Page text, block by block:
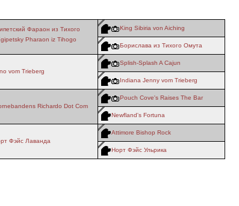
Фараон из Тихого
Pharaon iz Tihogo
King Sibiria von Aiching
Борислава из Тихого Омута
vom Trieberg
Splish-Splash A Cajun
Indiana Jenny vom Trieberg
Richardo Dot Com
Pouch Cove's Raises The Bar
Newfland's Fortuna
Фэйс Лаванда
Attimore Bishop Rock
Норт Фэйс Ульрика